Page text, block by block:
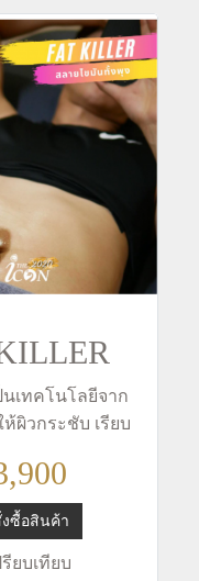
เทคโนโลยีจาก
ผิวกระชับ เรียบ
งคอลลาเจน โดย
โลยี Focused
RF บวก
Mechanism และ
งซื้อสินค้า
รียบเทียบ